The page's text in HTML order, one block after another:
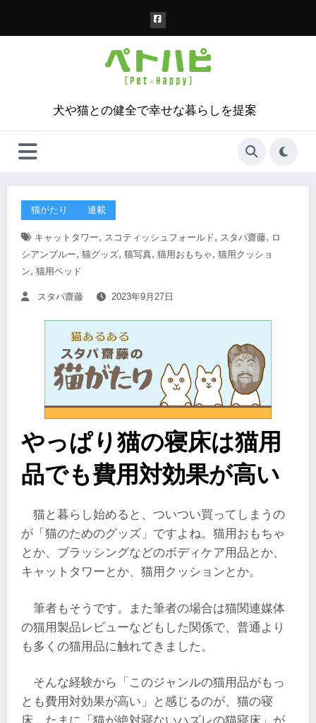
犬や猫との健全で幸せな暮らしを提案
猫がたり 連載
キャットタワー, スコティッシュフォールド, スタパ齋藤, ロ
シアンブルー, 猫グッズ, 猫写真, 猫用おもちゃ, 猫用クッショ
ン, 猫用ベッド
スタパ齋藤 2023年9月27日
やっぱり猫の寝床は猫用
品でも費用対効果が高い
猫と暮らし始めると、ついつい買ってしまうの
が「猫のためのグッズ」ですよね。猫用おもちゃ
とか、ブラッシングなどのボディケア用品とか、
キャットタワーとか、猫用クッションとか。
筆者もそうです。また筆者の場合は猫関連媒体
の猫用製品レビューなどもした関係で、普通より
も多くの猫用品に触れてきました。
そんな経験から「このジャンルの猫用品がもっ
とも費用対効果が高い」と感じるのが、猫の寝